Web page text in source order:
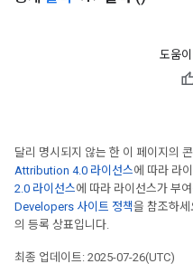
도움
달리 명시되지 않는 한 이 페이지의
Attribution 4.0 라이선스에 따라 라
2.0 라이선스에 따라 라이선스가 부
Developers 사이트 정책을 참조하
의 등록 상표입니다.
최종 업데이트: 2025-07-26(UTC)